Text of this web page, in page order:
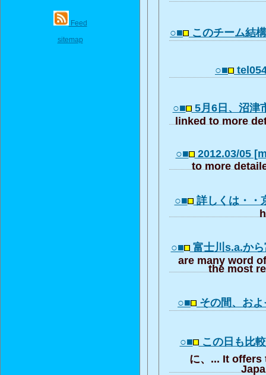
Feed
sitemap
○■ このチーム結
○■
○■ 5月6日、沼津
linked to more
○■ 2012.03/05
to more
○■ 詳しくは・
○■ 富士川s.a.か
are many word
the most
○■ その間、お
○■ この日も比
に、... It